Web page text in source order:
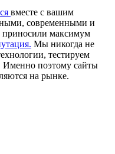
вместе с вашим
современными и
приносили максимум
Мы никогда не
тестируем
Именно поэтому сайты
на рынке.